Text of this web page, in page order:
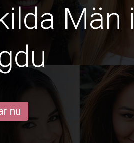
Män i
nu